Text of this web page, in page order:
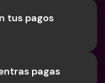
tus pagos
pagas